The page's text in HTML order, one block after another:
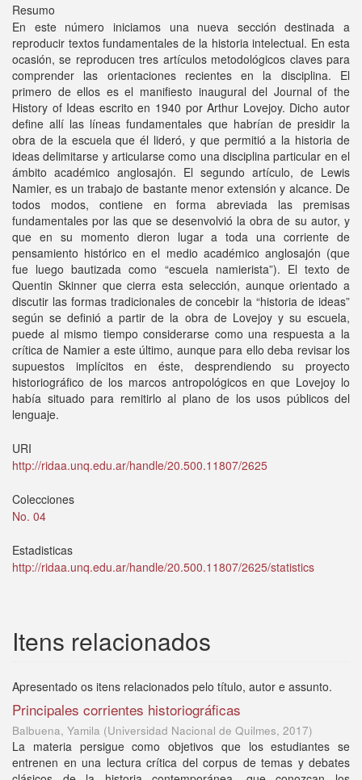
Resumo
En este número iniciamos una nueva sección destinada a
reproducir textos fundamentales de la historia intelectual. En esta
ocasión, se reproducen tres artículos metodológicos claves para
comprender las orientaciones recientes en la disciplina. El
primero de ellos es el manifiesto inaugural del Journal of the
History of Ideas escrito en 1940 por Arthur Lovejoy. Dicho autor
define allí las líneas fundamentales que habrían de presidir la
obra de la escuela que él lideró, y que permitió a la historia de
ideas delimitarse y articularse como una disciplina particular en el
ámbito académico anglosajón. El segundo artículo, de Lewis
Namier, es un trabajo de bastante menor extensión y alcance. De
todos modos, contiene en forma abreviada las premisas
fundamentales por las que se desenvolvió la obra de su autor, y
que en su momento dieron lugar a toda una corriente de
pensamiento histórico en el medio académico anglosajón (que
fue luego bautizada como “escuela namierista”). El texto de
Quentin Skinner que cierra esta selección, aunque orientado a
discutir las formas tradicionales de concebir la “historia de ideas”
según se definió a partir de la obra de Lovejoy y su escuela,
puede al mismo tiempo considerarse como una respuesta a la
crítica de Namier a este último, aunque para ello deba revisar los
supuestos implícitos en éste, desprendiendo su proyecto
historiográfico de los marcos antropológicos en que Lovejoy lo
había situado para remitirlo al plano de los usos públicos del
lenguaje.
URI
http://ridaa.unq.edu.ar/handle/20.500.11807/2625
Colecciones
No. 04
Estadisticas
http://ridaa.unq.edu.ar/handle/20.500.11807/2625/statistics
Itens relacionados
Apresentado os itens relacionados pelo título, autor e assunto.
Principales corrientes historiográficas
Balbuena, Yamila (Universidad Nacional de Quilmes, 2017)
La materia persigue como objetivos que los estudiantes se
entrenen en una lectura crítica del corpus de temas y debates